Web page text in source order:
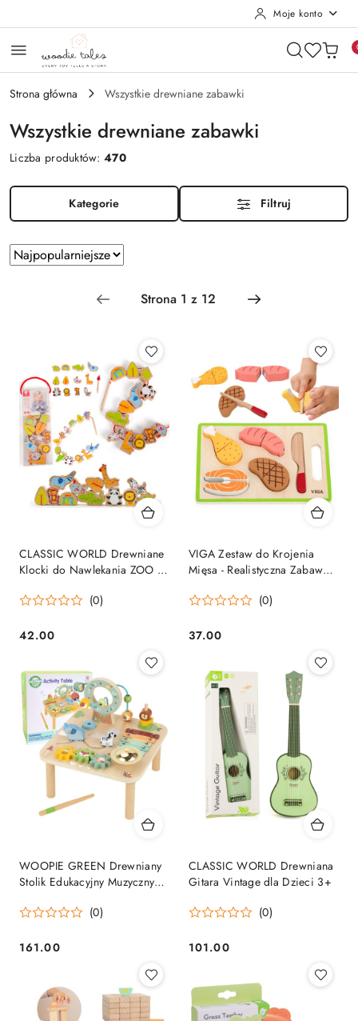
Moje konto
Strona główna Wszystkie drewniane zabawki
Wszystkie drewniane zabawki
Liczba produktów:470
Kategorie Filtruj
Zastosowano sortowanie: Najpopularniejsze.
Sortuj
według
CLASSIC WORLD Drewniane
Klocki do Nawlekania ZOO 13
(0)
Cena:
42.00
VIGA Zestaw do Krojenia
Mięsa - Realistyczna Zabawa
(0)
Cena:
37.00
WOOPIE GREEN Drewniany
Stolik Edukacyjny Muzyczny
(0)
Cena:
161.00
CLASSIC WORLD Drewniana
Gitara Vintage dla Dzieci 3+
(0)
Cena:
101.00